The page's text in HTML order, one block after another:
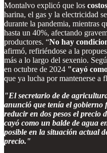
Montalvo explicó que los
harina, el gas y la electricidad
durante la pandemia, mientras
hasta un 40%, afectando
productores. “No hay
afirmó, refiriéndose a la
más a lo largo del sexenio.
en octubre de 2024 "cayó
que ya lucha por mantenerse a
"El secretario de de
anunció que tenía el gobierno
reducir en dos pesos el precio
cayó como un balde de agua
posible en la situación actual
precio."